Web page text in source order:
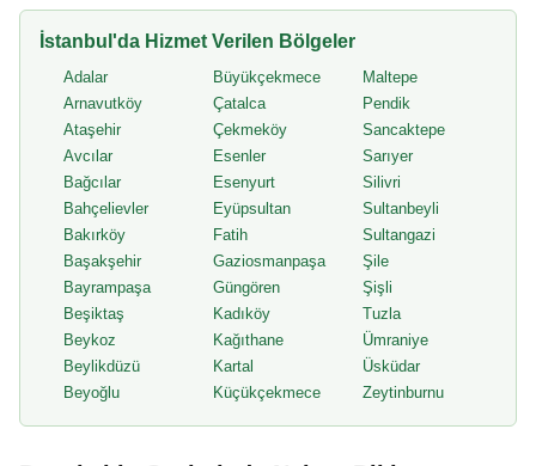
İstanbul'da Hizmet Verilen Bölgeler
Adalar
Arnavutköy
Ataşehir
Avcılar
Bağcılar
Bahçelievler
Bakırköy
Başakşehir
Bayrampaşa
Beşiktaş
Beykoz
Beylikdüzü
Beyoğlu
Büyükçekmece
Çatalca
Çekmeköy
Esenler
Esenyurt
Eyüpsultan
Fatih
Gaziosmanpaşa
Güngören
Kadıköy
Kağıthane
Kartal
Küçükçekmece
Maltepe
Pendik
Sancaktepe
Sarıyer
Silivri
Sultanbeyli
Sultangazi
Şile
Şişli
Tuzla
Ümraniye
Üsküdar
Zeytinburnu